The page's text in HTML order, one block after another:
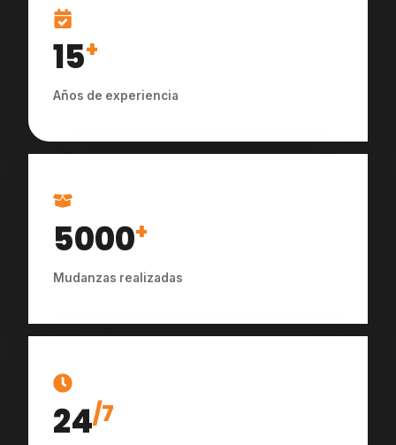
15+
Años de experiencia
5000+
Mudanzas realizadas
24/7